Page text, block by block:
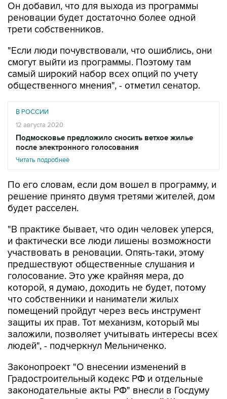
Он добавил, что для выхода из программы
реновации будет достаточно более одной
трети собственников.
"Если люди почувствовали, что ошиблись, они
смогут выйти из программы. Поэтому там
самый широкий набор всех опций по учету
общественного мнения", - отметил сенатор.
В РОССИИ
12 августа 2020
Подмосковье предложило сносить ветхое жилье
после электронного голосования
Читать подробнее
По его словам, если дом вошел в программу, и
решение принято двумя третями жителей, дом
будет расселен.
"В практике бывает, что один человек уперся,
и фактически все люди лишены возможности
участвовать в реновации. Опять-таки, этому
предшествуют общественные слушания и
голосование. Это уже крайняя мера, до
которой, я думаю, доходить не будет, потому
что собственники и наниматели жилых
помещений пройдут через весь инструмент
защиты их прав. Тот механизм, который мы
заложили, позволяет учитывать интересы всех
людей", - подчеркнул Мельниченко.
Законопроект "О внесении изменений в
Градостроительный кодекс РФ и отдельные
законодательные акты РФ" внесли в Госдуму